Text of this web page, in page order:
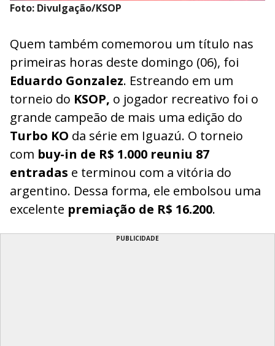
Foto: Divulgação/KSOP
Quem também comemorou um título nas
primeiras horas deste domingo (06), foi
Eduardo Gonzalez. Estreando em um
torneio do KSOP, o jogador recreativo foi o
grande campeão de mais uma edição do
Turbo KO da série em Iguazú. O torneio
com buy-in de R$ 1.000 reuniu 87
entradas e terminou com a vitória do
argentino. Dessa forma, ele embolsou uma
excelente premiação de R$ 16.200.
PUBLICIDADE